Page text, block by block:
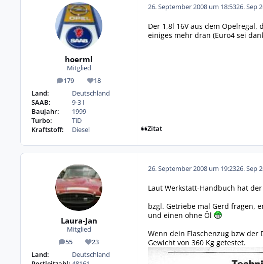
hoerml
Mitglied
179
Beiträge 18
Reputation
Land:
Deutschland
SAAB:
9-3 I
Baujahr:
1999
Turbo:
TiD
Kraftstoff:
Diesel
26. September 2008 um 18:5326. Sep
Der 1,8l 16V aus dem
einiges mehr dran (Euro4 sei
Zitat
Laura-Jan
Mitglied
55
Beiträge 23
Reputation
Land:
Deutschland
26. September 2008 um 19:2326. Sep
Laut Werkstatt-Handbuch hat
bzgl. Getriebe mal Gerd fragen,
und einen ohne Öl
Wenn dein Flaschenzug bzw der
Gewicht von 360 Kg getestet.